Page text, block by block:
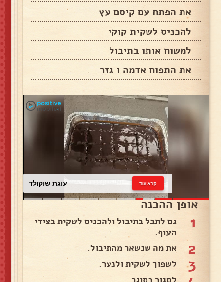
את הפתח עם קיסם עץ
להכניס לשקית קוקי
למשוח אותו בתיבול
את התפוח אדמה ו גזר
עוגת שוקולד קרא עוד
אופן ההכנה
1
גם לתבל בתיבול ולהכניס לשקית בצידי
העוף.
2 את מה שנשאר מהתיבול.
3 לשפוך לשקית ולנער.
לסגור בסוגר.